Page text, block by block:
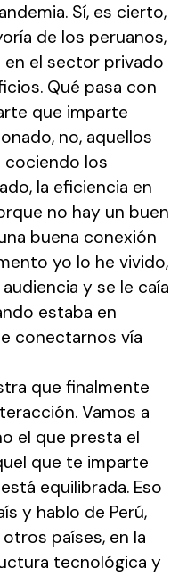
Sí, es cierto,
de los peruanos,
el sector privado
Qué pasa con
que imparte
no, aquellos
cociendo los
la eficiencia en
no hay un buen
buena conexión
yo lo he vivido,
y se le caía
estaba en
conectarnos vía
que finalmente
Vamos a
el que presta el
que te imparte
equilibrada. Eso
y hablo de Perú,
países, en la
tecnológica y